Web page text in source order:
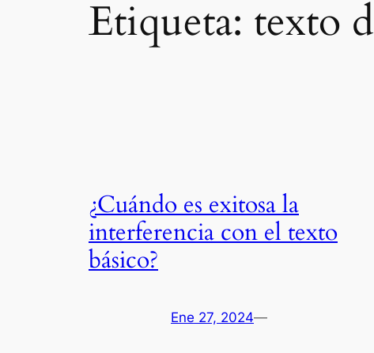
Etiqueta: texto
¿Cuándo es exitosa la
interferencia con el texto
básico?
Ene 27, 2024—